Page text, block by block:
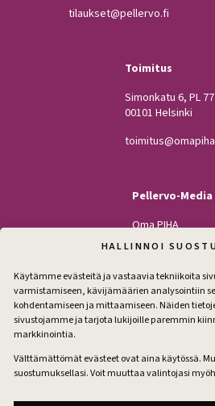
HALLINNOI
Käytämme evästeitä ja vastaavia tekniikoita
varmistamiseen, kävijämäärien analysointiin
kohdentamiseen ja mittaamiseen. Näiden
sivustojamme ja tarjota lukijoille paremmin
markkinointia.
Välttämättömät evästeet ovat aina käytössä.
suostumuksellasi. Voit muuttaa valintojasi
tilaukset@pellervo.fi
Toimitus
Simonkatu 6, PL 77
00101 Helsinki
Pellervo-Media
Oma PIHA
Kodin Pellervo
Maatilan Pellervo